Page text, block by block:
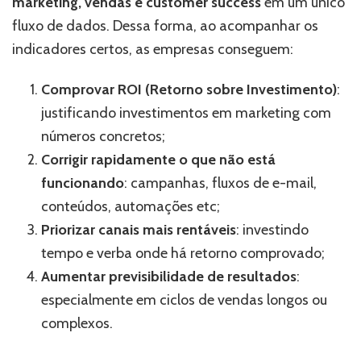
fluxo de dados. Dessa forma, ao acompanhar os
indicadores certos, as empresas conseguem:
Comprovar ROI (Retorno sobre Investimento):
justificando investimentos em marketing com
números concretos;
Corrigir rapidamente o que não está
funcionando: campanhas, fluxos de e-mail,
conteúdos, automações etc;
Priorizar canais mais rentáveis: investindo
tempo e verba onde há retorno comprovado;
Aumentar previsibilidade de resultados:
especialmente em ciclos de vendas longos ou
complexos.